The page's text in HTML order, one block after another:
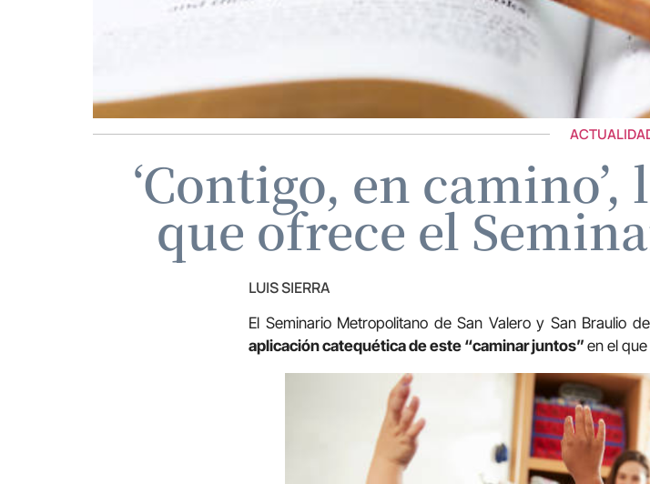
‘Contigo, en
que ofrece el
LUIS SIERRA
El Seminario Metropolitano de San Valero y San Braulio
aplicación catequética de este “caminar juntos” en el